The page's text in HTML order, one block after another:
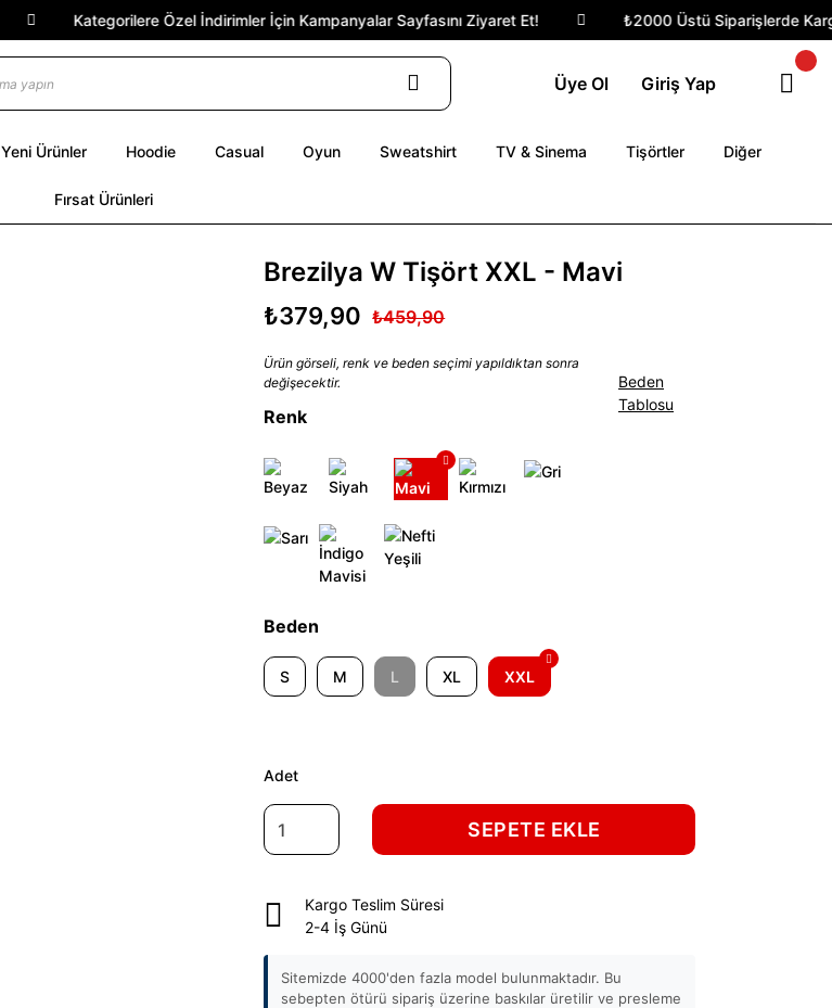
Kategorilere Özel İndirimler İçin Kampanyalar Sayfasını Ziyaret Et! ₺2000 Üstü Siparişlerde Kargo
Üye Ol Giriş Yap
Yeni Ürünler Hoodie Casual Oyun Sweatshirt TV & Sinema Tişörtler Diğer
Fırsat Ürünleri
Brezilya W Tişört XXL - Mavi
₺379,90 ₺459,90
Ürün görseli, renk ve beden seçimi yapıldıktan sonra
değişecektir.
Renk
Beden
S M L XL XXL
Beden
Tablosu
Adet
SEPETE EKLE
Kargo Teslim Süresi
2-4 İş Günü
Sitemizde 4000'den fazla model bulunmaktadır. Bu
sebepten ötürü sipariş üzerine baskılar üretilir ve presleme